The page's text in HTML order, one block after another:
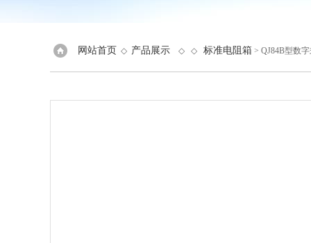
网站首页 ◇ 产品展示 ◇ ◇ 标准电阻箱 > QJ84B型数